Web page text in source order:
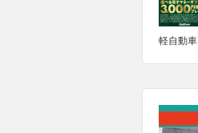
軽自動車